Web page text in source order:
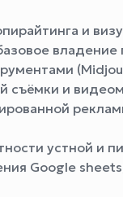
и
съёмки и
устной и
Google